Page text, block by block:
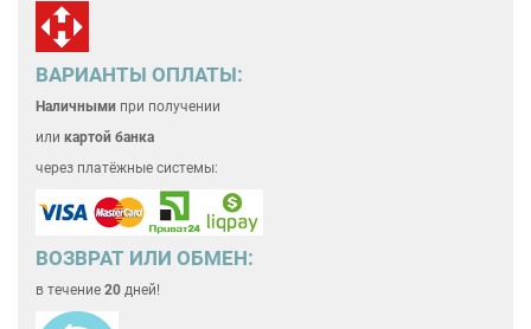
ВАРИАНТЫ ОПЛАТЫ:
Наличными при получении
или картой банка
через платёжные системы:
ВОЗВРАТ ИЛИ ОБМЕН:
в течение 20 дней!